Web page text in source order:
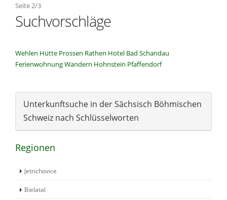
Seite 2/3
Suchvorschläge
Wehlen Hütte Prossen Rathen Hotel Bad Schandau
FerienwohnungWandern Hohnstein Pfaffendorf
Unterkunftsuche in der Sächsisch Böhmischen
Schweiz nach Schlüsselworten
Regionen
Jetrichovice
Bielatal